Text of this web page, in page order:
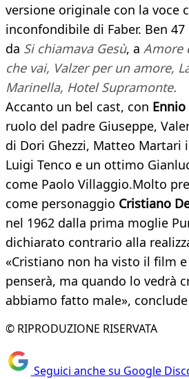
versione originale con la voce
inconfondibile di Faber. Ben
da Si chiamava Gesù, a Amore
che vai, Valzer per un amore,
Marinella, Hotel Supramonte.
Accanto un bel cast, con
ruolo del padre Giuseppe,
di Dori Ghezzi, Matteo Martari
Luigi Tenco e un ottimo
come Paolo Villaggio.Molto
come personaggio Cristiano
nel 1962 dalla prima moglie
dichiarato contrario alla
«Cristiano non ha visto il film
penserà, ma quando lo vedrà
abbiamo fatto male», conclude
© RIPRODUZIONE RISERVATA
Seguici anche su Google